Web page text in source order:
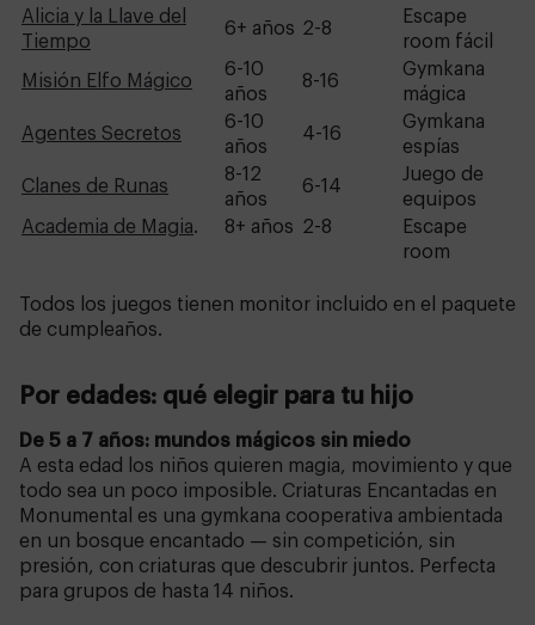
Alicia y la Llave del
Tiempo
6+ años 2-8
Escape
room fácil
Misión Elfo Mágico
6-10
años
8-16
Gymkana
mágica
Agentes Secretos
6-10
años
4-16
Gymkana
espías
Clanes de Runas
8-12
años
6-14
Juego de
equipos
Academia de Magia. 8+ años 2-8
Escape
room
Todos los juegos tienen monitor incluido en el paquete
de cumpleaños.
Por edades: qué elegir para tu hijo
De 5 a 7 años: mundos mágicos sin miedo
A esta edad los niños quieren magia, movimiento y que
todo sea un poco imposible. Criaturas Encantadas en
Monumental es una gymkana cooperativa ambientada
en un bosque encantado — sin competición, sin
presión, con criaturas que descubrir juntos. Perfecta
para grupos de hasta 14 niños.